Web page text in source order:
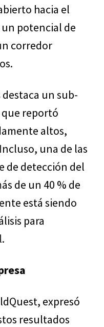
hacia el
potencial de
corredor
un sub-
reportó
altos,
una de las
de detección del
de un 40 % de
está siendo
para
expresó
resultados